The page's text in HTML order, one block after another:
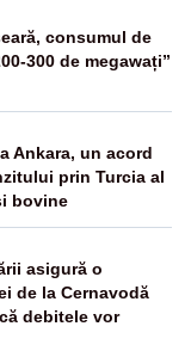
consumul de
300 de megawați”
Ankara, un acord
prin Turcia al
bovine
asigură o
de la Cernavodă
debitele vor